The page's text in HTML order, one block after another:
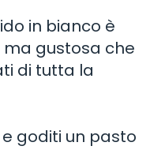
in bianco è
gustosa che
di tutta la
goditi un pasto